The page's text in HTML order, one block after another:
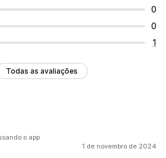
0
0
1
Todas as avaliações
1 de novembro de 2024
o app